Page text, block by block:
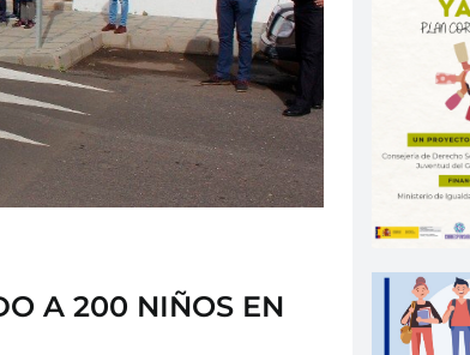
A 200 NIÑOS EN